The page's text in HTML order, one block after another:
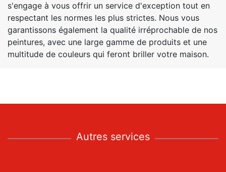
s'engage à vous offrir un service d'exception tout en
respectant les normes les plus strictes. Nous vous
garantissons également la qualité irréprochable de nos
peintures, avec une large gamme de produits et une
multitude de couleurs qui feront briller votre maison.
Autres services